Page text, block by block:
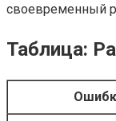
своевременный
Таблица: